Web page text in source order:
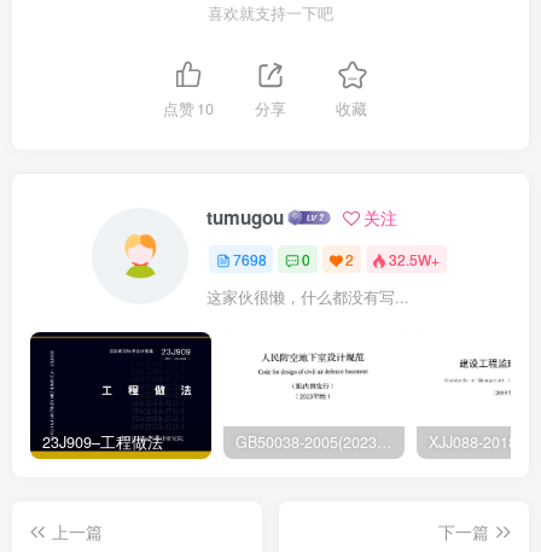
喜欢就支持一下吧
点赞10 分享 收藏
tumugou 关注
7698 0 2 32.5W+
这家伙很懒，什么都没有写...
23J909–工程做法
上一篇
下一篇